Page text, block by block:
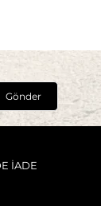
Gönder
İADE